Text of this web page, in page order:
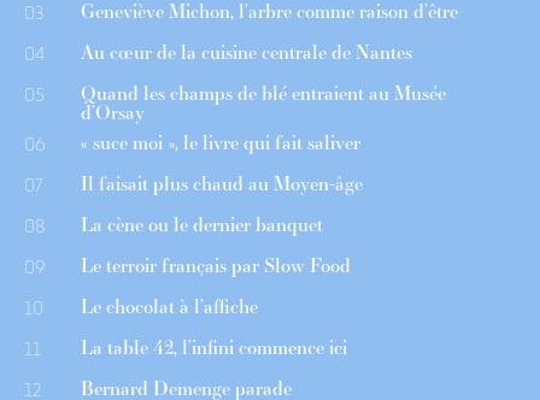
03 Geneviève Michon, l’arbre comme raison d’être
04 Au cœur de la cuisine centrale de Nantes
05 Quand les champs de blé entraient au Musée
d’Orsay
06 « suce moi », le livre qui fait saliver
07 Il faisait plus chaud au Moyen-âge
08 La cène ou le dernier banquet
09 Le terroir français par Slow Food
10 Le chocolat à l’affiche
11 La table 42, l’infini commence ici
12 Bernard Demenge parade